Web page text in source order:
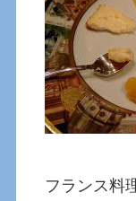
フランス料